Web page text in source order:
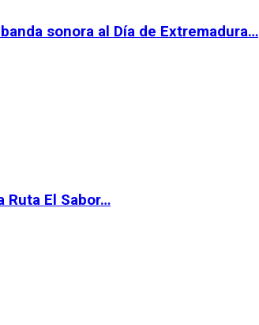
sonora al Día de Extremadura…
Ruta El Sabor…